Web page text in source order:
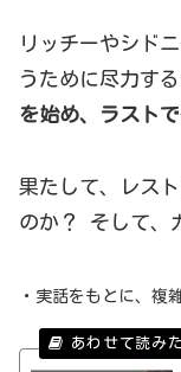
リッチーやシド
うために尽力する
を始め、ラスト
果たして、レス
のか？ そして
・実話をもとに、複